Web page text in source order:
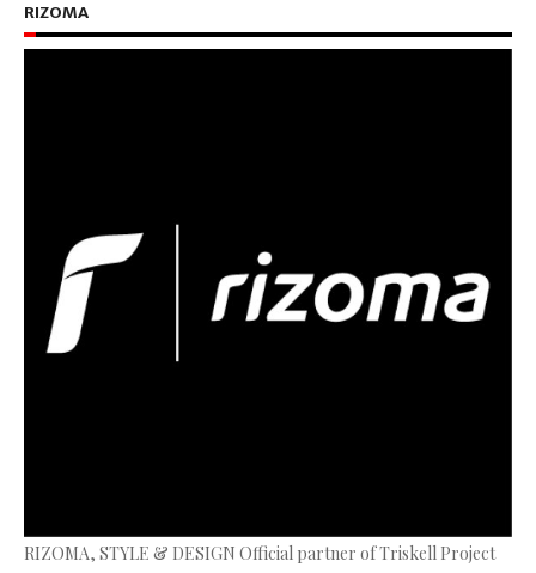
RIZOMA
RIZOMA, STYLE & DESIGN Official partner of Triskell Project